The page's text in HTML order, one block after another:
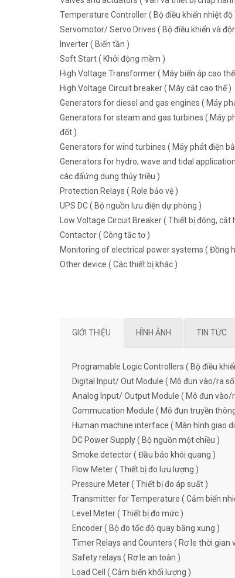
Temperature Controller ( Bộ điều khiển nhiệt độ
Servomotor/ Servo Drives ( Bộ điều khiển và
Inverter ( Biến tần )
Soft Start ( Khởi động mềm )
High Voltage Transformer ( Máy biến áp cao
High Voltage Circuit breaker ( Máy cắt cao thế )
Generators for diesel and gas engines ( Máy
Generators for steam and gas turbines ( Máy
đốt )
Generators for wind turbines ( Máy phát điện
Generators for hydro, wave and tidal
các đấứng dụng thủy triều )
Protection Relays ( Rơle bảo vệ )
UPS DC ( Bộ nguồn lưu điện dự phòng )
Low Voltage Circuit Breaker ( Thiết bị đóng, cắt
Contactor ( Công tắc tơ )
Monitoring of electrical power systems ( Đồng
Other device ( Các thiết bị khác )
GIỚI THIỆU HÌNH ẢNH TIN TỨC
Programable Logic Controllers ( Bộ điều
Digital Input/ Out Module ( Mô đun vào/ra số
Analog Input/ Output Module ( Mô đun vào/
Commucation Module ( Mô đun truyền
Human machine interface ( Màn hình giao
DC Power Supply ( Bộ nguồn một chiều )
Smoke detector ( Đầu báo khói quang )
Flow Meter ( Thiết bị đo lưu lượng )
Pressure Meter ( Thiết bị đo áp suất )
Transmitter for Temperature ( Cảm biến
Level Meter ( Thiết bị đo mức )
Encoder ( Bộ đo tốc độ quay bằng xung )
Timer Relays and Counters ( Rơ le thời gian
Safety relays ( Rơ le an toàn )
Load Cell ( Cảm biến khối lượng )